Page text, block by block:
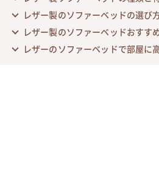
レザー製のソファーベッドの選び
レザー製のソファーベッドおすす
レザーのソファーベッドで部屋に